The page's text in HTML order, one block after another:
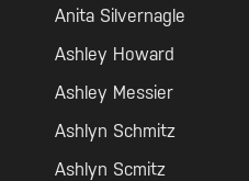
Anita Silvernagle
Ashley Howard
Ashley Messier
Ashlyn Schmitz
Ashlyn Scmitz